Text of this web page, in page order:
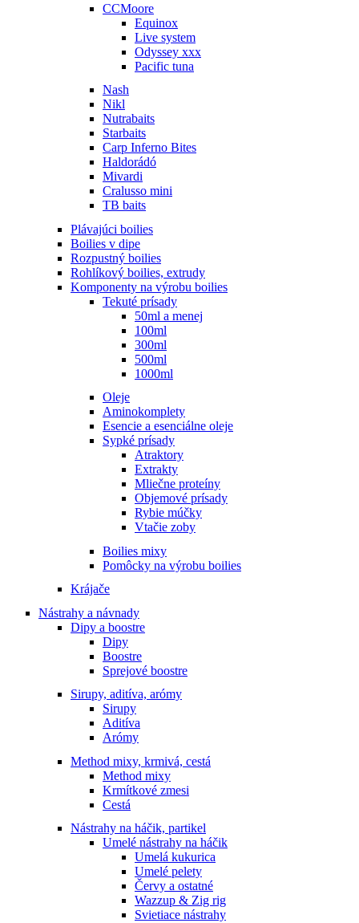
CCMoore
Equinox
Live system
Odyssey xxx
Pacific tuna
Nash
Nikl
Nutrabaits
Starbaits
Carp Inferno Bites
Haldorádó
Mivardi
Cralusso mini
TB baits
Plávajúci boilies
Boilies v dipe
Rozpustný boilies
Rohlíkový boilies, extrudy
Komponenty na výrobu boilies
Tekuté prísady
50ml a menej
100ml
300ml
500ml
1000ml
Oleje
Aminokomplety
Esencie a esenciálne oleje
Sypké prísady
Atraktory
Extrakty
Mliečne proteíny
Objemové prísady
Rybie múčky
Vtačie zoby
Boilies mixy
Pomôcky na výrobu boilies
Krájače
Nástrahy a návnady
Dipy a boostre
Dipy
Boostre
Sprejové boostre
Sirupy, aditíva, arómy
Sirupy
Aditíva
Arómy
Method mixy, krmivá, cestá
Method mixy
Krmítkové zmesi
Cestá
Nástrahy na háčik, partikel
Umelé nástrahy na háčik
Umelá kukurica
Umelé pelety
Červy a ostatné
Wazzup & Zig rig
Svietiace nástrahy